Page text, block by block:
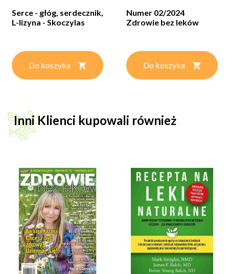
Serce - głóg, serdecznik,
L-lizyna - Skoczylas
Do koszyka
Numer 02/2024
Zdrowie bez leków
Do koszyka
Inni Klienci kupowali również